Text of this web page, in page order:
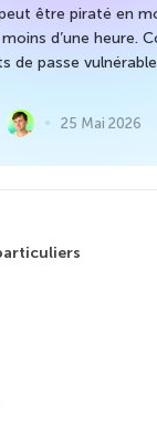
être piraté en
d’une heure.
de passe
25 Mai 2026